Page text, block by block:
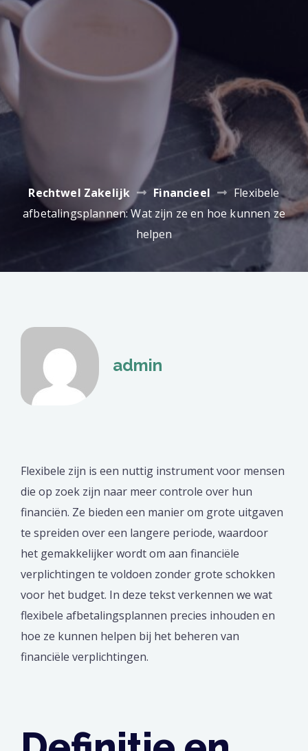
Rechtwel Zakelijk Financieel
Flexibele
afbetalingsplannen: Wat zijn ze en hoe kunnen ze
helpen
admin
Flexibele zijn is een nuttig instrument voor mensen
die op zoek zijn naar meer controle over hun
financiën. Ze bieden een manier om grote uitgaven
te spreiden over een langere periode, waardoor
het gemakkelijker wordt om aan financiële
verplichtingen te voldoen zonder grote schokken
voor het budget. In deze tekst verkennen we wat
flexibele afbetalingsplannen precies inhouden en
hoe ze kunnen helpen bij het beheren van
financiële verplichtingen.